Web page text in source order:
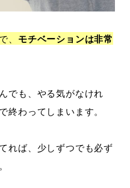
、 モチベーションは非常
でも、やる気がなけれ
終わってしまいます。
れば、少しずつでも必ず